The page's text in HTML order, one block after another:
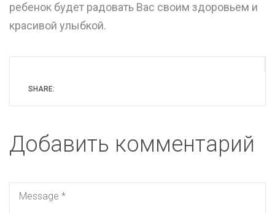
ребенок будет радовать Вас своим здоровьем и
красивой улыбкой.
SHARE:
Добавить комментарий